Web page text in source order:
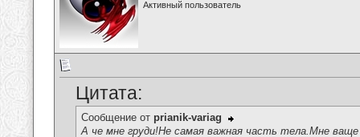
Активный пользователь
Цитата:
Сообщение от prianik-variag
А че мне груди!Не самая важная часть тела.Мне ваще